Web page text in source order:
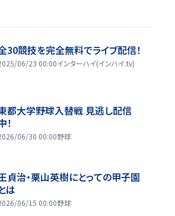
30競技を完全無料でライブ配信！
06/23 00:00インターハイ(インハイ.tv)
都大学野球入替戦 見逃し配信
！
06/30 00:00野球
貞治・栗山英樹にとっての甲子園
とは
06/15 00:00野球